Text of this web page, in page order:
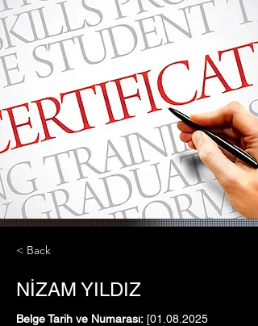
< Back
NİZAM YILDIZ
Belge Tarih ve Numarası: [01.08.2025